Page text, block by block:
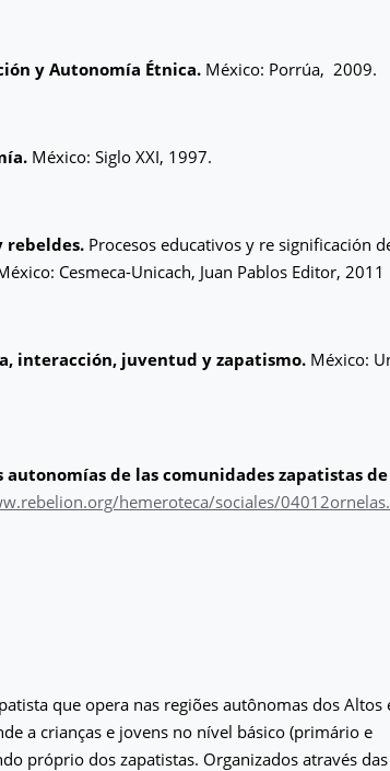
y Autonomía Étnica. México: Porrúa, 2009.
México: Siglo XXI, 1997.
rebeldes. Procesos educativos y re significación
Cesmeca-Unicach, Juan Pablos Editor, 2011
interacción, juventud y zapatismo. México:
autonomías de las comunidades zapatistas de
hemeroteca/sociales/
que opera nas regiões autônomas dos Altos
a crianças e jovens no nível básico (primário e
próprio dos zapatistas. Organizados através das